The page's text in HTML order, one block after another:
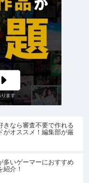
きなら審査不要で作れる
がオススメ！編集部が厳
多いゲーマーにおすすめ
介！